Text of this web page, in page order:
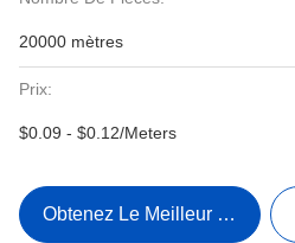
20000 mètres
Prix:
$0.09 - $0.12/Meters
Obtenez Le Meilleur Prix